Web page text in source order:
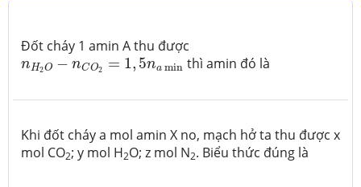
Đốt cháy 1 amin A thu được
nH2O − nCO2 = 1, 5na min
nH2O−nCO2=1, 5naminthì amin đó là
Khi đốt cháy a mol amin X no, mạch hở ta thu được x
mol CO2; y mol H2O; z mol N2. Biểu thức đúng là